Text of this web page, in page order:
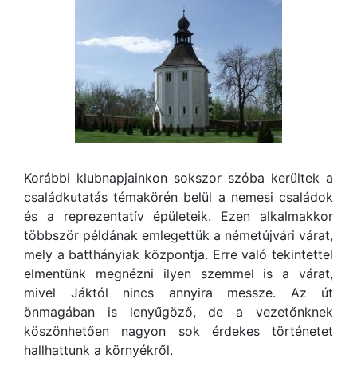
Korábbi klubnapjainkon sokszor szóba kerültek a
családkutatás témakörén belül a nemesi családok
és a reprezentatív épületeik. Ezen alkalmakkor
többször példának emlegettük a németújvári várat,
mely a batthányiak központja. Erre való tekintettel
elmentünk megnézni ilyen szemmel is a várat,
mivel Jáktól nincs annyira messze. Az út
önmagában is lenyűgöző, de a vezetőnknek
köszönhetően nagyon sok érdekes történetet
hallhattunk a környékről.